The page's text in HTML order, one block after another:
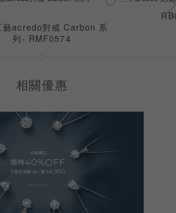
藝acredo對戒 Carbon 系
列- RMF0574
相關優惠